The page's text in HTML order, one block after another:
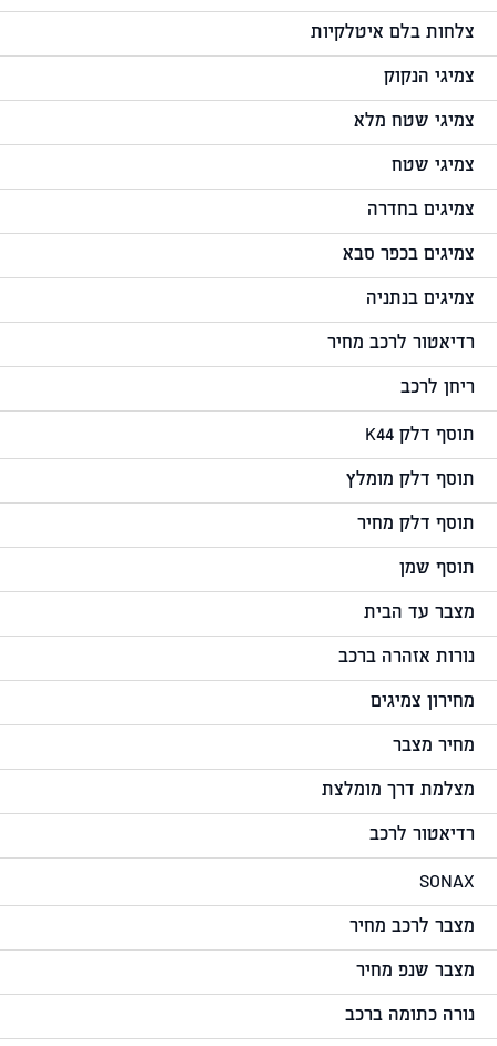
צלחות בלם איטלקיות
צמיגי הנקוק
צמיגי שטח מלא
צמיגי שטח
צמיגים בחדרה
צמיגים בכפר סבא
צמיגים בנתניה
רדיאטור לרכב מחיר
ריחן לרכב
תוסף דלק K44
תוסף דלק מומלץ
תוסף דלק מחיר
תוסף שמן
מצבר עד הבית
נורות אזהרה ברכב
מחירון צמיגים
מחיר מצבר
מצלמת דרך מומלצת
רדיאטור לרכב
SONAX
מצבר לרכב מחיר
מצבר שנפ מחיר
נורה כתומה ברכב